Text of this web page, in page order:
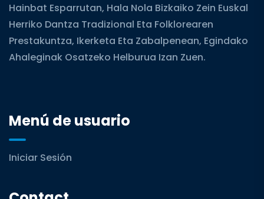
Hainbat Esparrutan, Hala Nola Bizkaiko Zein Euskal
Herriko Dantza Tradizional Eta Folklorearen
Prestakuntza, Ikerketa Eta Zabalpenean, Egindako
Ahaleginak Osatzeko Helburua Izan Zuen.
Menú de usuario
Iniciar Sesión